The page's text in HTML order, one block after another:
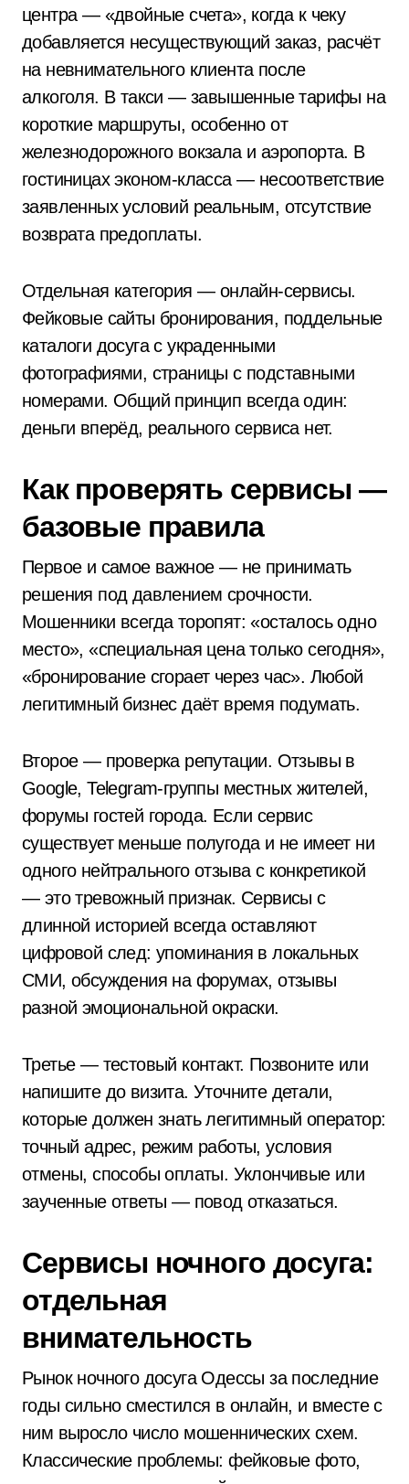
центра — «двойные счета», когда к чеку
добавляется несуществующий заказ, расчёт
на невнимательного клиента после
алкоголя. В такси — завышенные тарифы на
короткие маршруты, особенно от
железнодорожного вокзала и аэропорта. В
гостиницах эконом-класса — несоответствие
заявленных условий реальным, отсутствие
возврата предоплаты.
Отдельная категория — онлайн-сервисы.
Фейковые сайты бронирования, поддельные
каталоги досуга с украденными
фотографиями, страницы с подставными
номерами. Общий принцип всегда один:
деньги вперёд, реального сервиса нет.
Как проверять сервисы —
базовые правила
Первое и самое важное — не принимать
решения под давлением срочности.
Мошенники всегда торопят: «осталось одно
место», «специальная цена только сегодня»,
«бронирование сгорает через час». Любой
легитимный бизнес даёт время подумать.
Второе — проверка репутации. Отзывы в
Google, Telegram-группы местных жителей,
форумы гостей города. Если сервис
существует меньше полугода и не имеет ни
одного нейтрального отзыва с конкретикой
— это тревожный признак. Сервисы с
длинной историей всегда оставляют
цифровой след: упоминания в локальных
СМИ, обсуждения на форумах, отзывы
разной эмоциональной окраски.
Третье — тестовый контакт. Позвоните или
напишите до визита. Уточните детали,
которые должен знать легитимный оператор:
точный адрес, режим работы, условия
отмены, способы оплаты. Уклончивые или
заученные ответы — повод отказаться.
Сервисы ночного досуга:
отдельная
внимательность
Рынок ночного досуга Одессы за последние
годы сильно сместился в онлайн, и вместе с
ним выросло число мошеннических схем.
Классические проблемы: фейковые фото,